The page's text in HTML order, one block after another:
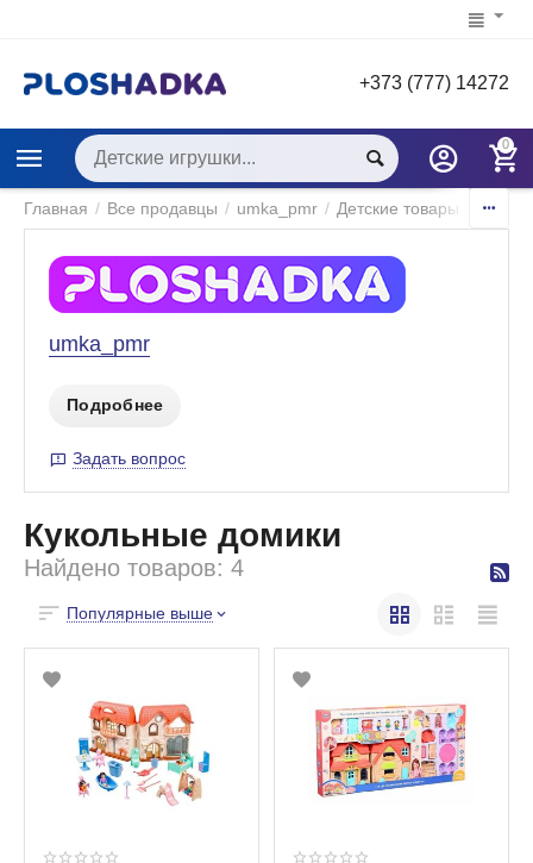
+373 (777) 14272
0
Главная / Все продавцы / umka_pmr / Детские товары Игры
Кукольные домики
Найдено товаров: 4
Популярные выше
umka_pmr
Подробнее
Задать вопрос